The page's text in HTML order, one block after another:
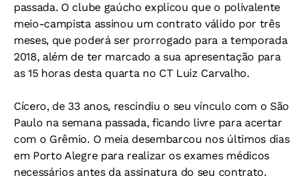
passada. O clube gaúcho explicou que o polivalente
meio-campista assinou um contrato válido por três
meses, que poderá ser prorrogado para a temporada
2018, além de ter marcado a sua apresentação para
as 15 horas desta quarta no CT Luiz Carvalho.
Cícero, de 33 anos, rescindiu o seu vínculo com o São
Paulo na semana passada, ficando livre para acertar
com o Grêmio. O meia desembarcou nos últimos dias
em Porto Alegre para realizar os exames médicos
necessários antes da assinatura do seu contrato.